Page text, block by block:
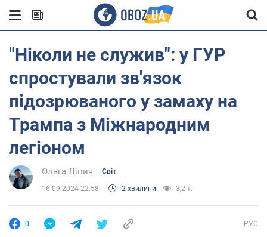
"Ніколи не служив": у ГУР
спростували зв'язок
підозрюваного у замаху на
Трампа з Міжнародним
легіоном
Ольга Ліпич Світ
16.09.2024 22:58 2 хвилини 3,2 т.
0 РУС